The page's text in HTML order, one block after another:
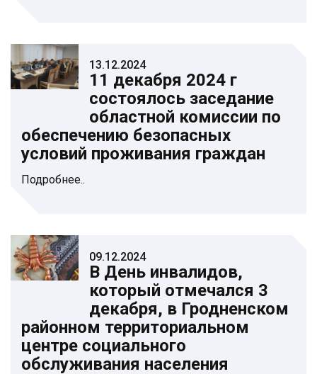
13.12.2024
11 декабря 2024 г
состоялось заседание
областной комиссии по
обеспечению безопасных
условий проживания граждан
Подробнее..
09.12.2024
В День инвалидов,
который отмечался 3
декабря, в Гродненском
районном территориальном
центре социального
обслуживания населения